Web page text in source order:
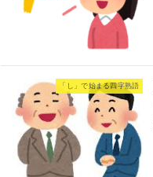
「し」で始まる四字熟語